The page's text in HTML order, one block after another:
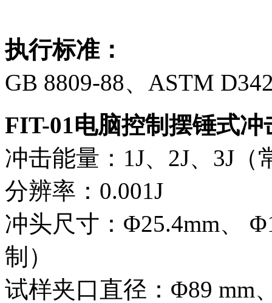
执行标准：
GB 8809-88、ASTM
FIT-01电脑控制摆锤式冲
冲击能量：1J、2J、3J（
分辨率：0.001J
冲头尺寸：Φ25.4mm、
制）
试样夹口直径：Φ89 mm